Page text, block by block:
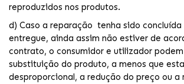
reproduzidos nos produtos.
d) Caso a reparação tenha sido
entregue, ainda assim não estiver de
contrato, o consumidor e utilizador
substituição do produto, a menos que
desproporcional, a redução do preço ou a